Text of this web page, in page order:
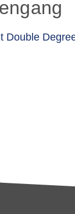
Double